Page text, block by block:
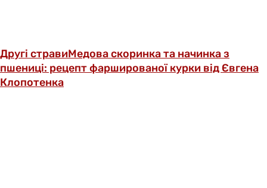
Другі стравиМедова скоринка та начинка з
пшениці: рецепт фаршированої курки від Євгена
Клопотенка